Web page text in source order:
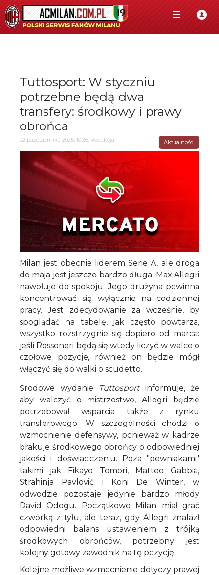
☰
Tuttosport: W styczniu
potrzebne będą dwa
transfery: środkowy i prawy
obrońca
22 października 2025, 10:26, Redakcja Aktualności
Milan jest obecnie liderem Serie A, ale droga
do maja jest jeszcze bardzo długa. Max Allegri
nawołuje do spokoju. Jego drużyna powinna
koncentrować się wyłącznie na codziennej
pracy. Jest zdecydowanie za wcześnie, by
spoglądać na tabelę, jak często powtarza,
wszystko rozstrzygnie się dopiero od marca:
jeśli Rossoneri będą się wtedy liczyć w walce o
czołowe pozycje, również on będzie mógł
włączyć się do walki o scudetto.
Środowe wydanie Tuttosportinformuje, że
aby walczyć o mistrzostwo, Allegri będzie
potrzebował wsparcia także z rynku
transferowego. W szczególności chodzi o
wzmocnienie defensywy, ponieważ w kadrze
brakuje środkowego obrońcy o odpowiedniej
jakości i doświadczeniu. Poza "pewniakami"
takimi jak Fikayo Tomori, Matteo Gabbia,
Strahinja Pavlović i Koni De Winter, w
odwodzie pozostaje jedynie bardzo młody
David Odogu. Początkowo Milan miał grać
czwórką z tyłu, ale teraz, gdy Allegri znalazł
odpowiedni balans ustawieniem z trójką
środkowych obrońców, potrzebny jest
kolejny gotowy zawodnik na tę pozycję.
Kolejne możliwe wzmocnienie dotyczy prawej